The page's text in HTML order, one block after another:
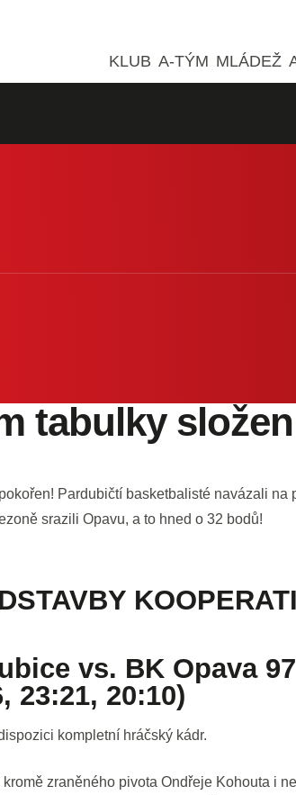
KLUB A-TÝM MLÁDEŽ
tabulky složen
Pardubičtí basketbalisté navázali
srazili Opavu, a to hned o 32 bodů!
vs. BK Opava
23:21, 20:10)
kompletní hráčský kádr.
zraněného pivota Ondřeje Kohouta i